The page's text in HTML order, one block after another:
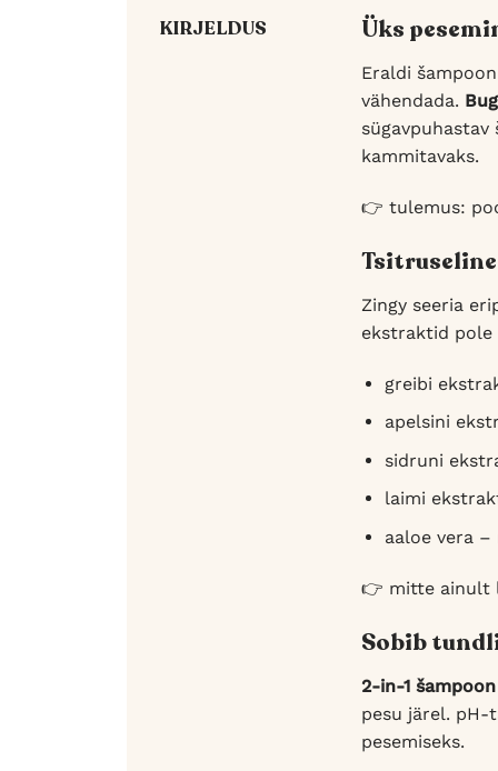
KIRJELDUS Üks
Eraldi
vähendada.
kammitavaks.
👉 tulemus:
Zingy seeria
ekstraktid
greibi
apelsini
sidruni
laimi
aaloe vera
👉 mitte ainult
Sobib
2-in-1
pesu järel. pH-
pesemiseks.